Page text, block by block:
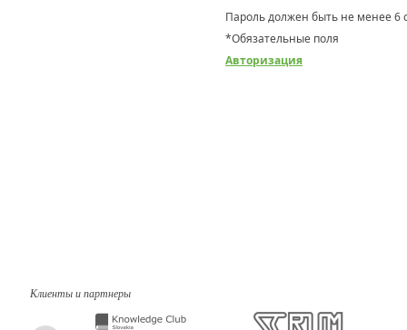
Пароль должен быть не менее 6
*Обязательные поля
Авторизация
Клиенты и партнеры